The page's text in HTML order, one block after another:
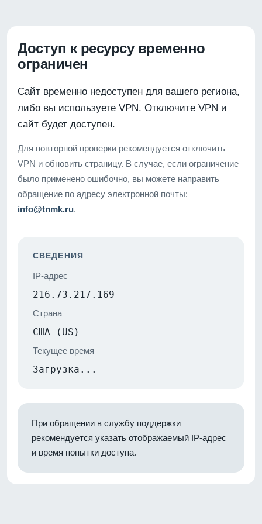
Доступ к ресурсу временно
ограничен
Сайт временно недоступен для вашего региона,
либо вы используете VPN. Отключите VPN и
сайт будет доступен.
Для повторной проверки рекомендуется отключить
VPN и обновить страницу. В случае, если ограничение
было применено ошибочно, вы можете направить
обращение по адресу электронной почты:
info@tnmk.ru.
СВЕДЕНИЯ
IP-адрес
216.73.217.169
Страна
США (US)
Текущее время
Загрузка...
При обращении в службу поддержки
рекомендуется указать отображаемый IP-адрес
и время попытки доступа.